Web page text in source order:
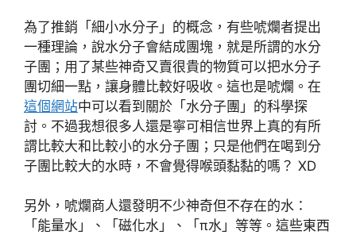
為了推銷「細小水分子」的概念，有些唬爛者提出
一種理論，說水分子會結成團塊，就是所謂的水分
子團；用了某些神奇又賣很貴的物質可以把水分子
團切細一點，讓身體比較好吸收。這也是唬爛。在
這個網站中可以看到關於「水分子團」的科學探
討。不過我想很多人還是寧可相信世界上真的有所
謂比較大和比較小的水分子團；只是他們在喝到分
子團比較大的水時，不會覺得喉頭黏黏的嗎？ XD
另外，唬爛商人還發明不少神奇但不存在的水：
「能量水」、「磁化水」、「π水」等等。這些東西